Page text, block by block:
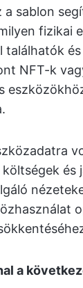
a sablon
fizikai
találhatók
NFT-k
és
a